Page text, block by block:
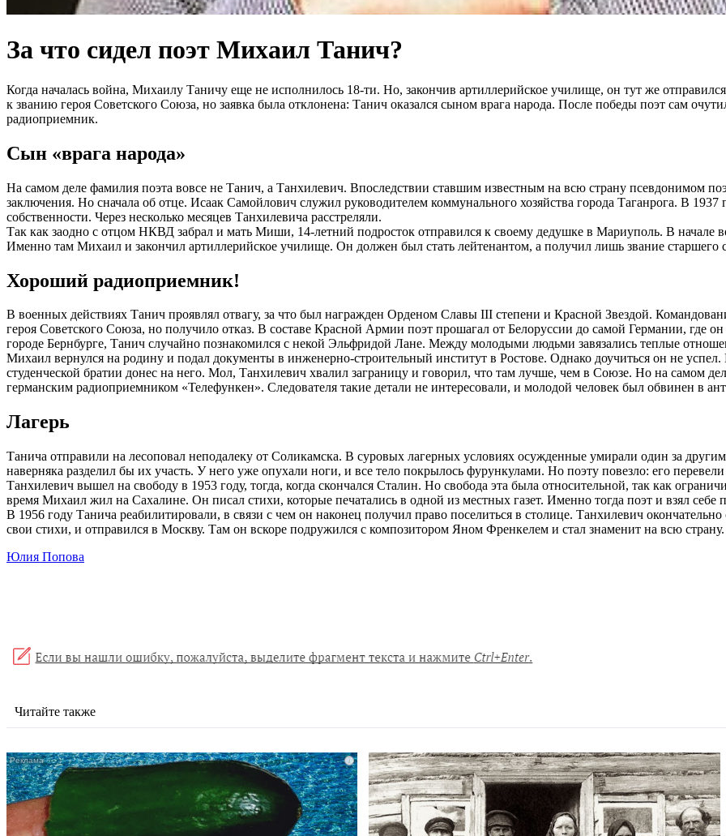
За что сидел поэт Михаил Танич?
Когда началась война, Михаилу Таничу еще не исполнилось 18-ти. Но, закончив артиллерийское училище, он тут же
к званию героя Советского Союза, но заявка была отклонена: Танич оказался сыном врага народа. После победы поэт сам
радиоприемник.
Сын «врага народа»
На самом деле фамилия поэта вовсе не Танич, а Танхилевич. Впоследствии ставшим известным на всю страну псевдонимом
заключения. Но сначала об отце. Исаак Самойлович служил руководителем коммунального хозяйства города Таганрога. В
собственности. Через несколько месяцев Танхилевича расстреляли.
Так как заодно с отцом НКВД забрал и мать Миши, 14-летний подросток отправился к своему дедушке в Мариуполь. В начале
Именно там Михаил и закончил артиллерийское училище. Он должен был стать лейтенантом, а получил лишь звание
Хороший радиоприемник!
В военных действиях Танич проявлял отвагу, за что был награжден Орденом Славы III степени и Красной Звездой.
героя Советского Союза, но получило отказ. В составе Красной Армии поэт прошагал от Белоруссии до самой Германии, где
городе Бернбурге, Танич случайно познакомился с некой Эльфридой Лане. Между молодыми людьми завязались теплые
Михаил вернулся на родину и подал документы в инженерно-строительный институт в Ростове. Однако доучиться он не
студенческой братии донес на него. Мол, Танхилевич хвалил заграницу и говорил, что там лучше, чем в Союзе. Но на самом
германским радиоприемником «Телефункен». Следователя такие детали не интересовали, и молодой человек был обвинен в
Лагерь
Танича отправили на лесоповал неподалеку от Соликамска. В суровых лагерных условиях осужденные умирали один за
наверняка разделил бы их участь. У него уже опухали ноги, и все тело покрылось фурункулами. Но поэту повезло: его перевели
Танхилевич вышел на свободу в 1953 году, тогда, когда скончался Сталин. Но свобода эта была относительной, так как
время Михаил жил на Сахалине. Он писал стихи, которые печатались в одной из местных газет. Именно тогда поэт и взял себе
В 1956 году Танича реабилитировали, в связи с чем он наконец получил право поселиться в столице. Танхилевич
свои стихи, и отправился в Москву. Там он вскоре подружился с композитором Яном Френкелем и стал знаменит на всю страну.
Юлия Попова
Читайте также
i